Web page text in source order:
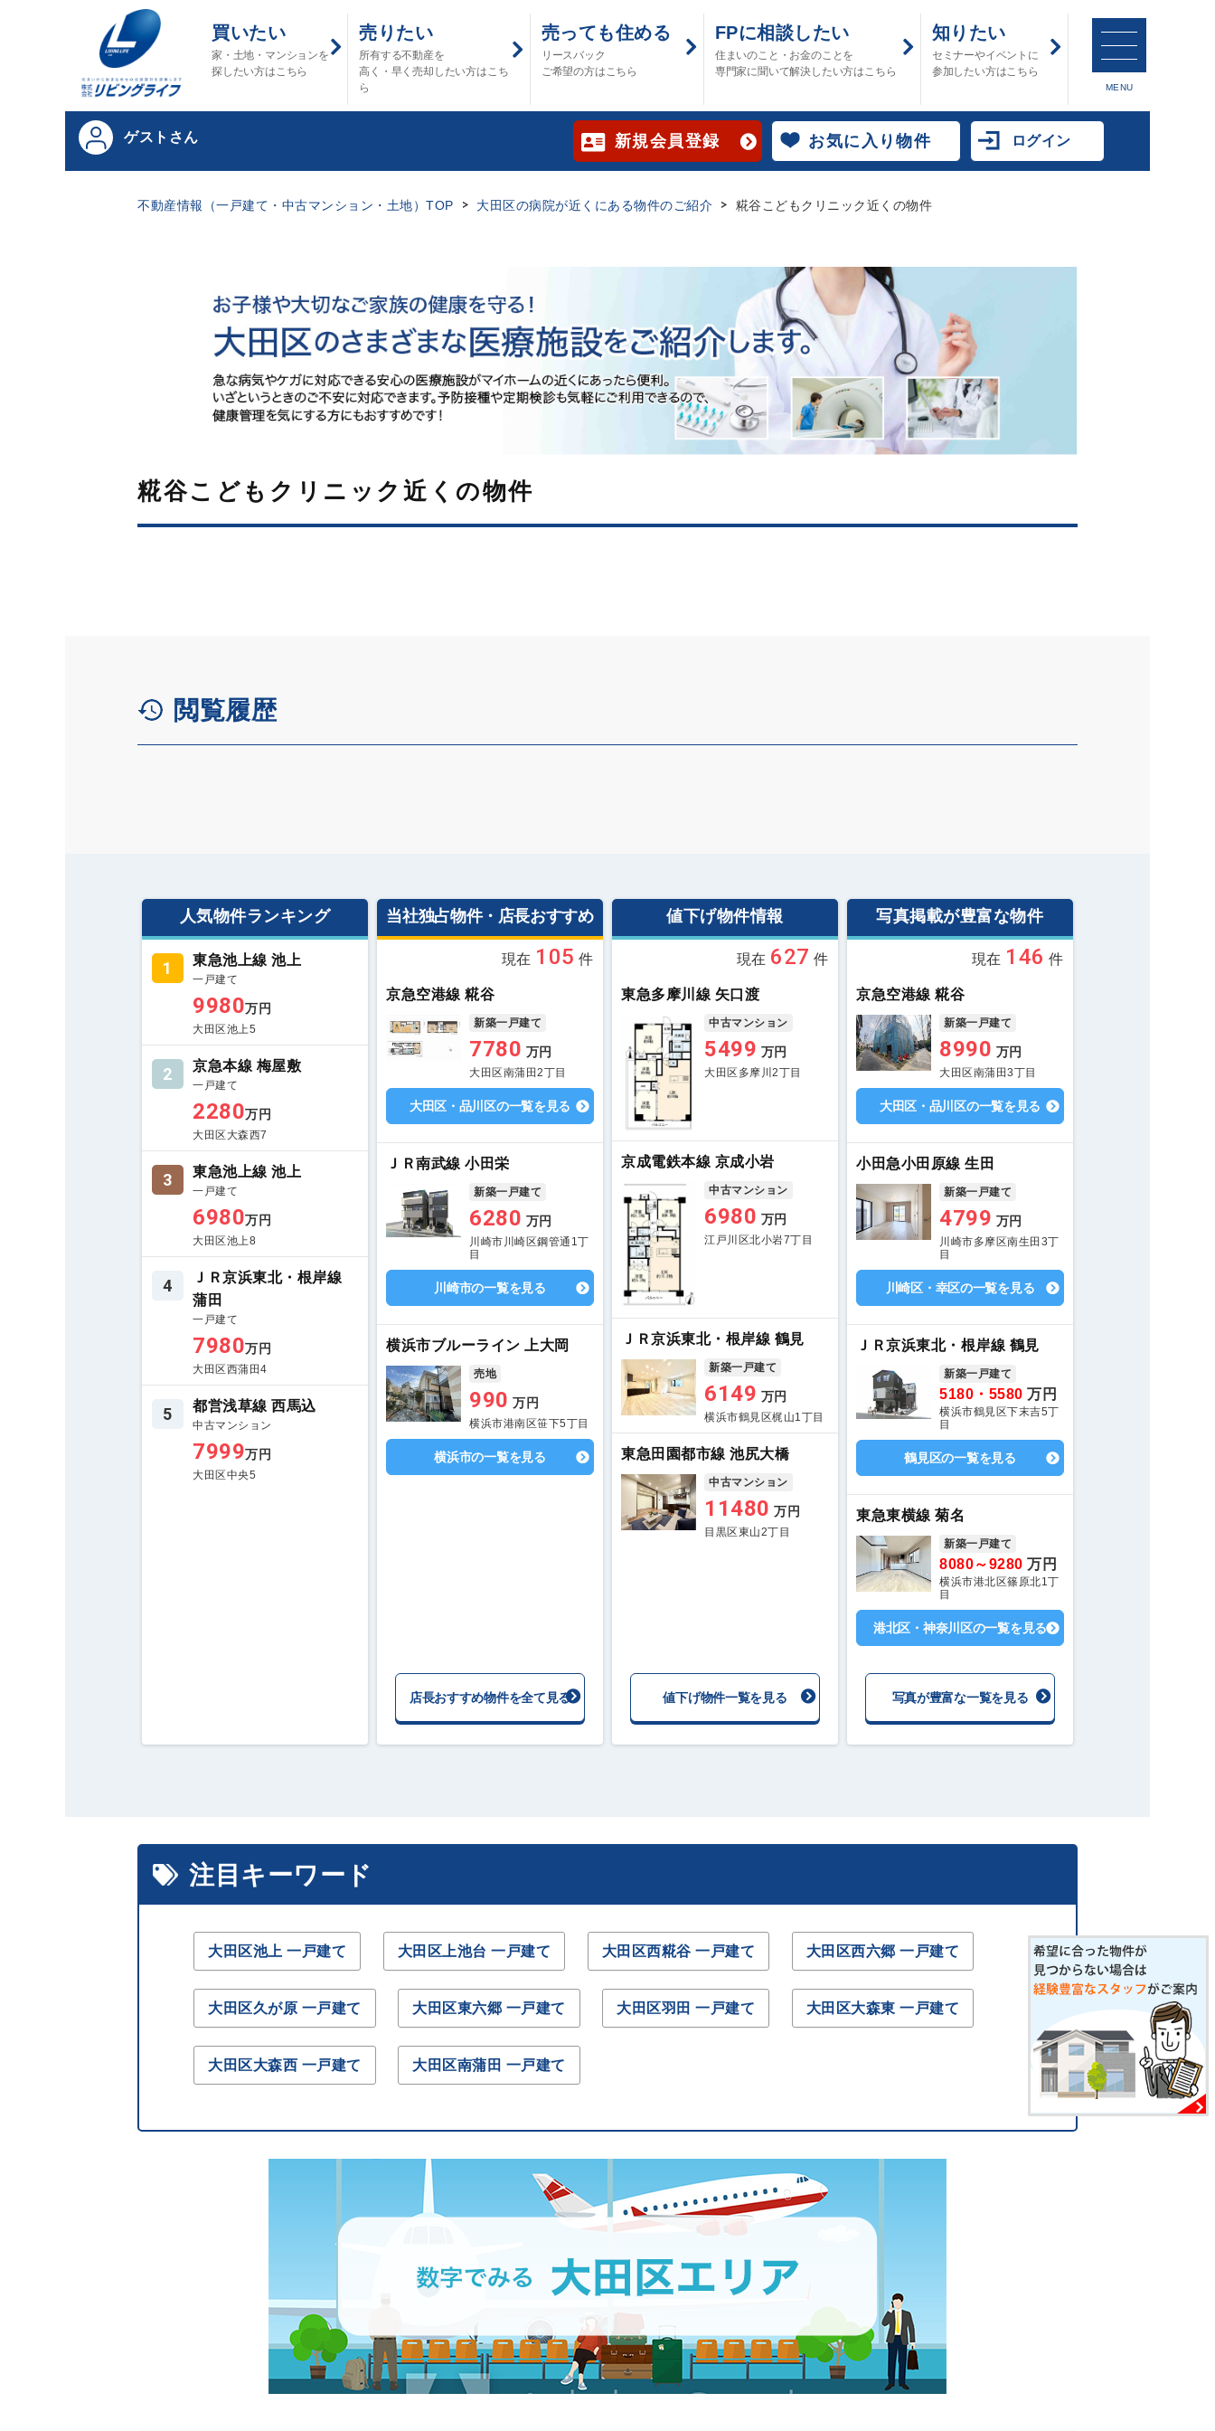
買いたい
家・土地・マンションを
探したい方はこちら
売りたい
所有する不動産を
高く・早く売却したい方はこち
ら
売っても住める
リースバック
ご希望の方はこちら
FPに相談したい
住まいのこと・お金のことを
専門家に聞いて解決したい方はこちら
知りたい
セミナーやイベントに
参加したい方はこちら
MENU
ゲストさん 新規会員登録 お気に入り物件 ログイン
不動産情報（一戸建て・中古マンション・土地）TOP 大田区の病院が近くにある物件のご紹介 糀谷こどもクリニック近くの物件
糀谷こどもクリニック近くの物件
閲覧履歴
人気物件ランキング
1 東急池上線 池上
一戸建て
9980万円
大田区池上5
2 京急本線 梅屋敷
一戸建て
2280万円
大田区大森西7
3 東急池上線 池上
一戸建て
6980万円
大田区池上8
4
ＪＲ京浜東北・根岸線
蒲田
一戸建て
7980万円
大田区西蒲田4
5 都営浅草線 西馬込
中古マンション
7999万円
大田区中央5
当社独占物件・店長おすすめ
現在 105 件
京急空港線 糀谷
新築一戸建て
7780 万円
大田区南蒲田2丁目
大田区・品川区の一覧を見る
ＪＲ南武線 小田栄
新築一戸建て
6280 万円
川崎市川崎区鋼管通1丁
目
川崎市の一覧を見る
横浜市ブルーライン 上大岡
売地
990 万円
横浜市港南区笹下5丁目
横浜市の一覧を見る
店長おすすめ物件を全て見る
値下げ物件情報
現在 627 件
東急多摩川線 矢口渡
中古マンション
5499 万円
大田区多摩川2丁目
京成電鉄本線 京成小岩
中古マンション
6980 万円
江戸川区北小岩7丁目
ＪＲ京浜東北・根岸線 鶴見
新築一戸建て
6149 万円
横浜市鶴見区梶山1丁目
東急田園都市線 池尻大橋
中古マンション
11480 万円
目黒区東山2丁目
値下げ物件一覧を見る
写真掲載が豊富な物件
現在 146 件
京急空港線 糀谷
新築一戸建て
8990 万円
大田区南蒲田3丁目
大田区・品川区の一覧を見る
小田急小田原線 生田
新築一戸建て
4799 万円
川崎市多摩区南生田3丁
目
川崎区・幸区の一覧を見る
ＪＲ京浜東北・根岸線 鶴見
新築一戸建て
5180・5580 万円
横浜市鶴見区下末吉5丁
目
鶴見区の一覧を見る
東急東横線 菊名
新築一戸建て
8080～9280 万円
横浜市港北区篠原北1丁
目
港北区・神奈川区の一覧を見る
写真が豊富な一覧を見る
注目キーワード
大田区池上 一戸建て 大田区上池台 一戸建て 大田区西糀谷 一戸建て 大田区西六郷 一戸建て
大田区久が原 一戸建て 大田区東六郷 一戸建て 大田区羽田 一戸建て 大田区大森東 一戸建て
大田区大森西 一戸建て 大田区南蒲田 一戸建て